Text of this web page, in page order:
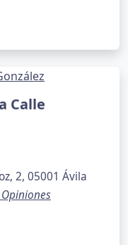
Calle
2, 05001 Ávila